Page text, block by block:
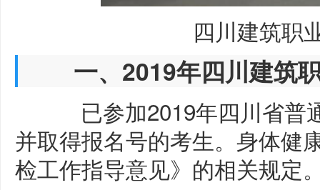
四川建筑职
一、2019年四川建筑职
已参加2019年四川省普
并取得报名号的考生。身体健
检工作指导意见》的相关规定